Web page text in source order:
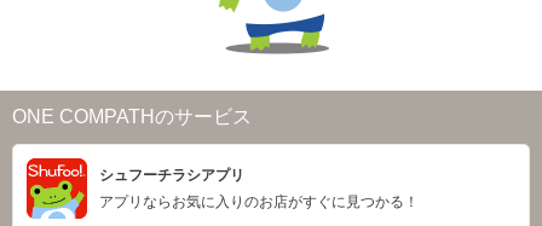
ONE COMPATHのサービス
シュフーチラシアプリ
アプリならお気に入りのお店がすぐに見つかる！